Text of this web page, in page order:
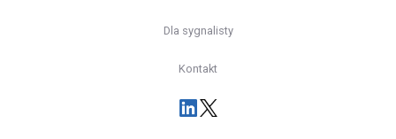
Dla sygnalisty
Kontakt